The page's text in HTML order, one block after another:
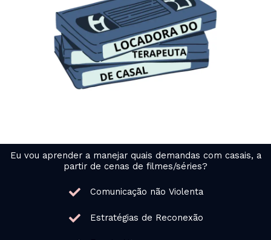
Eu vou aprender a manejar quais demandas com casais, a
partir de cenas de filmes/séries?
Comunicação não Violenta
Estratégias de Reconexão